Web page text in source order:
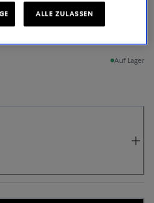
Auf Lager
ALLE ZULASSEN